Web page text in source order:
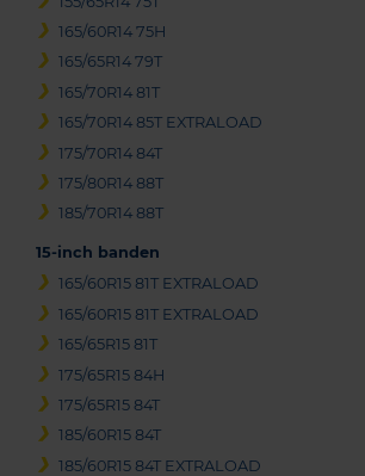
165/60R14 75H
165/65R14 79T
165/70R14 81T
165/70R14 85T EXTRALOAD
175/70R14 84T
175/80R14 88T
185/70R14 88T
15-inch banden
165/60R15 81T EXTRALOAD
165/60R15 81T EXTRALOAD
165/65R15 81T
175/65R15 84H
175/65R15 84T
185/60R15 84T
185/60R15 84T EXTRALOAD